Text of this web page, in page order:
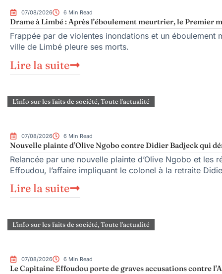
07/08/2026 6 Min Read
Drame à Limbé : Après l’éboulement meurtrier, le Premier
Frappée par de violentes inondations et un
ville de Limbé pleure ses morts.
Lire la suite
L'info sur les faits de société,Toute l'actualité
07/08/2026 6 Min Read
Nouvelle plainte d’Olive Ngobo contre Didier Badjeck qui
Relancée par une nouvelle plainte d’Olive Ngobo et les
Effoudou, l’affaire impliquant le colonel à la retraite
Lire la suite
L'info sur les faits de société,Toute l'actualité
07/08/2026 6 Min Read
Le Capitaine Effoudou porte de graves accusations contre